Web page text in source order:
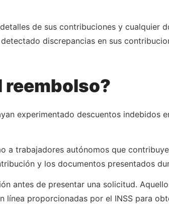
de sus contribuciones y cualquier
discrepancias en sus
reembolso?
experimentado descuentos indebidos
a trabajadores autónomos que
y los documentos presentados
antes de presentar una solicitud.
línea proporcionadas por el INSS para